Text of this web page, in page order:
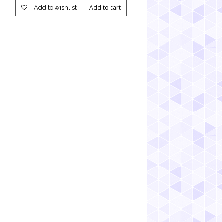
Add to wishlist Add to cart